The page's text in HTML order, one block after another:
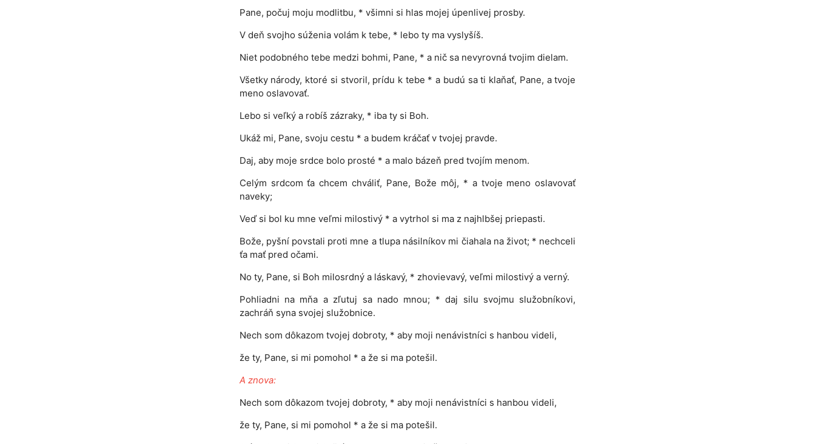
Pane, počuj moju modlitbu, * všimni si hlas mojej úpenlivej prosby.
V deň svojho súženia volám k tebe, * lebo ty ma vyslyšíš.
Niet podobného tebe medzi bohmi, Pane, * a nič sa nevyrovná tvojim dielam.
Všetky národy, ktoré si stvoril, prídu k tebe * a budú sa ti klaňať, Pane, a tvoje
meno oslavovať.
Lebo si veľký a robíš zázraky, * iba ty si Boh.
Ukáž mi, Pane, svoju cestu * a budem kráčať v tvojej pravde.
Daj, aby moje srdce bolo prosté * a malo bázeň pred tvojím menom.
Celým srdcom ťa chcem chváliť, Pane, Bože môj, * a tvoje meno oslavovať
naveky;
Veď si bol ku mne veľmi milostivý * a vytrhol si ma z najhlbšej priepasti.
Bože, pyšní povstali proti mne a tlupa násilníkov mi čiahala na život; * nechceli
ťa mať pred očami.
No ty, Pane, si Boh milosrdný a láskavý, * zhovievavý, veľmi milostivý a verný.
Pohliadni na mňa a zľutuj sa nado mnou; * daj silu svojmu služobníkovi,
zachráň syna svojej služobnice.
Nech som dôkazom tvojej dobroty, * aby moji nenávistníci s hanbou videli,
že ty, Pane, si mi pomohol * a že si ma potešil.
A znova:
Nech som dôkazom tvojej dobroty, * aby moji nenávistníci s hanbou videli,
že ty, Pane, si mi pomohol * a že si ma potešil.